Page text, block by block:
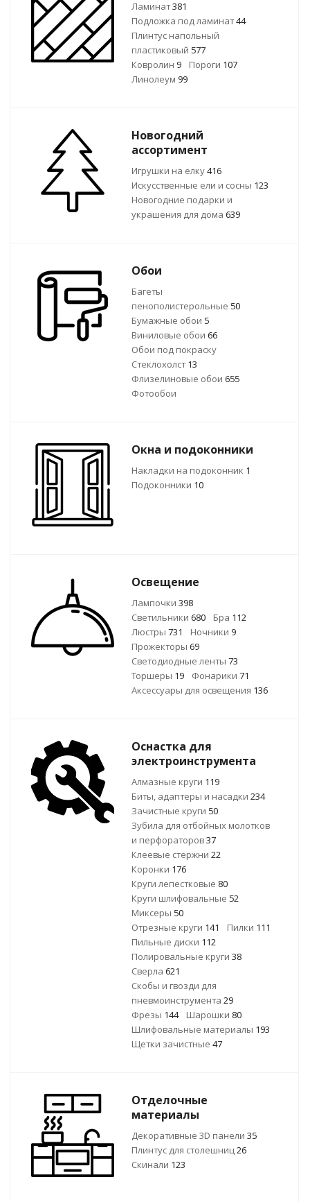
Ламинат381
Подложка под ламинат44
Плинтус напольный
пластиковый 577
Ковролин 9 Пороги 107
Линолеум 99
Новогодний
ассортимент
Игрушки на елку416
Искусственные ели и сосны 123
Новогодние подарки и
украшения для дома 639
Обои
Багеты
пенополистерольные 50
Бумажные обои 5
Виниловые обои 66
Обои под покраску
Стеклохолст13
Флизелиновые обои 655
Фотообои
Окна и подоконники
Накладки на подоконник 1
Подоконники 10
Освещение
Лампочки 398
Светильники 680 Бра 112
Люстры 731 Ночники 9
Прожекторы 69
Светодиодные ленты 73
Торшеры 19 Фонарики 71
Аксессуары для освещения 136
Оснастка для
электроинструмента
Алмазные круги 119
Биты, адаптеры и насадки 234
Зачистные круги 50
Зубила для отбойных молотков
и перфораторов37
Клеевые стержни 22
Коронки 176
Круги лепестковые 80
Круги шлифовальные 52
Миксеры 50
Отрезные круги 141 Пилки 111
Пильные диски 112
Полировальные круги 38
Сверла 621
Скобы и гвозди для
пневмоинструмента 29
Фрезы 144 Шарошки 80
Шлифовальные материалы 193
Щетки зачистные 47
Отделочные
материалы
Декоративные 3D панели 35
Плинтус для столешниц26
Скинали 123